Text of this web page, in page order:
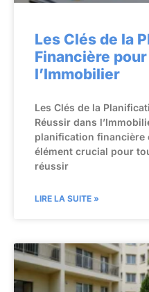
Les Clés de la
Financière
l’Immobilier
Les Clés de la
Réussir dans
planification financière
élément crucial pour
réussir
LIRE LA SUITE »